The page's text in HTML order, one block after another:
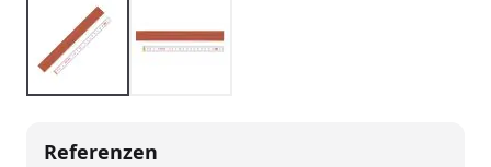
Referenzen